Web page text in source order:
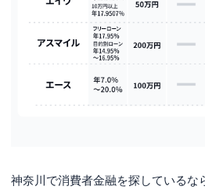
神奈川で消費者金融を探しているな